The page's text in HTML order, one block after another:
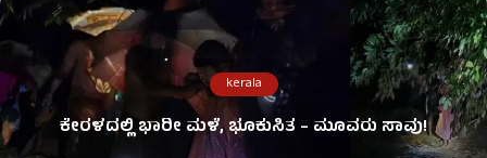
kerala
ಕೇರಳದಲ್ಲಿ ಭಾರೀ ಮಳೆ, ಭೂಕುಸಿತ – ಮೂವರು ಸಾವು!